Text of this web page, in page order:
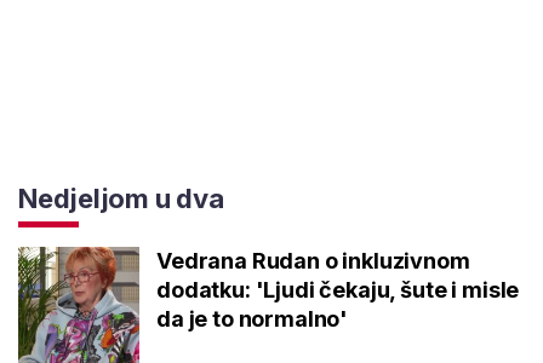
Nedjeljom u dva
Vedrana Rudan o inkluzivnom
dodatku: 'Ljudi čekaju, šute i misle
da je to normalno'